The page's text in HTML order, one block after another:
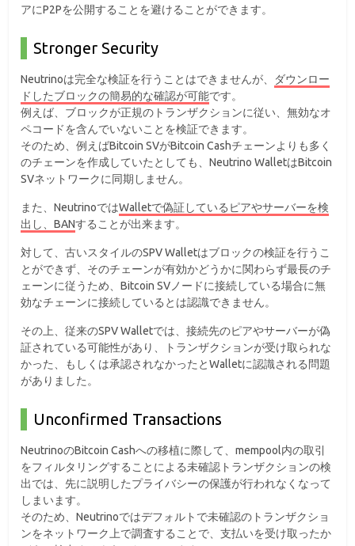
アにP2Pを公開することを避けることができます。
Stronger Security
Neutrinoは完全な検証を行うことはできませんが、
ダウンロー
ドしたブロックの簡易的な確認が可能です。
例えば、ブロックが正規のトランザクションに従い、無効なオ
ペコードを含んでいないことを検証できます。
そのため、例えばBitcoin SVがBitcoin Cashチェーンよりも多く
のチェーンを作成していたとしても、Neutrino WalletはBitcoin
SVネットワークに同期しません。
また、NeutrinoではWalletで偽証しているピアやサーバーを検
出し、BANすることが出来ます。
対して、古いスタイルのSPV Walletはブロックの検証を行うこ
とができず、そのチェーンが有効かどうかに関わらず最長のチ
ェーンに従うため、Bitcoin SVノードに接続している場合に無
効なチェーンに接続しているとは認識できません。
その上、従来のSPV Walletでは、接続先のピアやサーバーが偽
証されている可能性があり、トランザクションが受け取られな
かった、もしくは承認されなかったとWalletに認識される問題
がありました。
Unconfirmed Transactions
NeutrinoのBitcoin Cashへの移植に際して、mempool内の取引
をフィルタリングすることによる未確認トランザクションの検
出では、先に説明したプライバシーの保護が行われなくなって
しまいます。
そのため、Neutrinoではデフォルトで未確認のトランザクショ
ンをネットワーク上で調査することで、支払いを受け取ったか